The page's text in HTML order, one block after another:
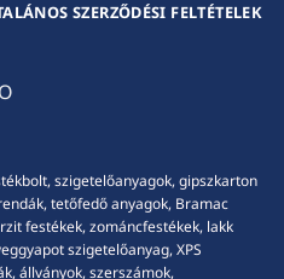
SZERZŐDÉSI FELTÉTELEK
szigetelőanyagok, gipszkarton
tetőfedő anyagok, Bramac
festékek, zománcfestékek, lakk
szigetelőanyag, XPS
állványok, szerszámok,